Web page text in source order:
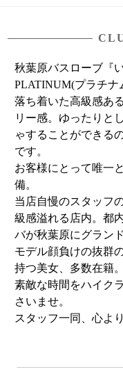
秋葉原バスローブ『
PLATINUM(プラチナ
落ち着いた高級感あ
リー感。ゆったりと
ゃすることができる
です。
お客様にとって唯一
備。
当店自慢のスタッフ
級感溢れる店内。都
バが秋葉原にグラン
モデル顔負けの抜群
持つ美女、多数在籍。
素敵な時間をハイク
さいませ。
スタッフ一同、心よ